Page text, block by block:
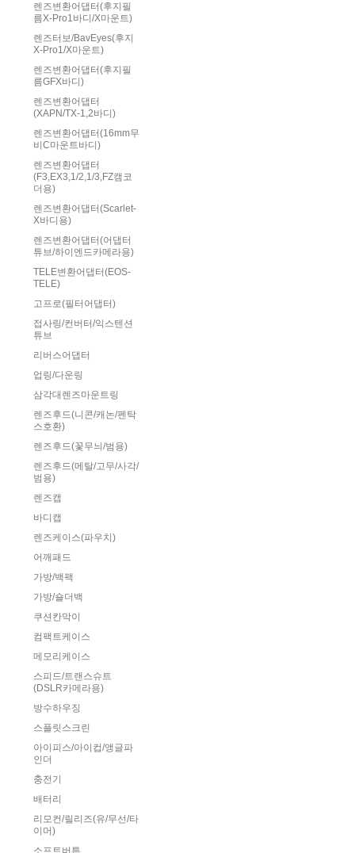
렌즈변환어댑터(후지필
름X-Pro1바디/X마운트)
렌즈터보/BavEyes(후지
X-Pro1/X마운트)
렌즈변환어댑터(후지필
름GFX바디)
렌즈변환어댑터
(XAPN/TX-1,2바디)
렌즈변환어댑터(16mm무
비C마운트바디)
렌즈변환어댑터
(F3,EX3,1/2,1/3,FZ캠코
더용)
렌즈변환어댑터(Scarlet-
X바디용)
렌즈변환어댑터(어댑터
튜브/하이엔드카메라용)
TELE변환어댑터(EOS-
TELE)
고프로(필터어댑터)
접사링/컨버터/익스텐션
튜브
리버스어댑터
업링/다운링
삼각대렌즈마운트링
렌즈후드(니콘/캐논/펜탁
스호환)
렌즈후드(꽃무늬/범용)
렌즈후드(메탈/고무/사각/
범용)
렌즈캡
바디캡
렌즈케이스(파우치)
어깨패드
가방/백팩
가방/숄더백
쿠션칸막이
컴팩트케이스
메모리케이스
스피드/트랜스슈트
(DSLR카메라용)
방수하우징
스플릿스크린
아이피스/아이컵/앵글파
인더
충전기
배터리
리모컨/릴리즈(유/무선/타
이머)
소프트버튼